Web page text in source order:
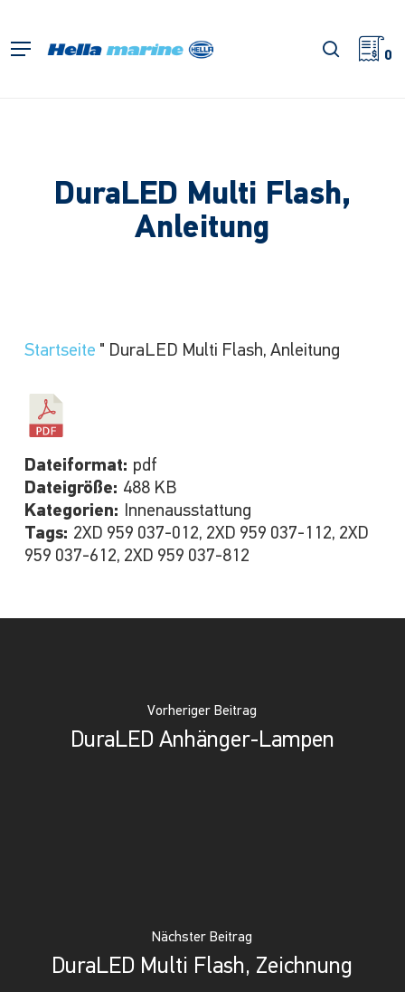
springen
Menü Suche
0
DuraLED Multi Flash,
Anleitung
Startseite " DuraLED Multi Flash, Anleitung
Dateiformat: pdf
Dateigröße: 488 KB
Kategorien: Innenausstattung
Tags: 2XD 959 037-012, 2XD 959 037-112, 2XD
959 037-612, 2XD 959 037-812
Vorheriger Beitrag
DuraLED Anhänger-Lampen
Nächster Beitrag
DuraLED Multi Flash, Zeichnung